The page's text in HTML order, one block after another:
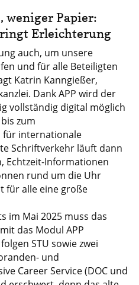
weniger Papier:
Erleichterung
auch, um unsere
und für alle Beteiligten
Katrin Kanngießer,
Dank APP wird der
vollständig digital möglich
zum
für internationale
Schriftverkehr läuft dann
Echtzeit-Informationen
rund um die Uhr
für alle eine große
im Mai 2025 muss das
das Modul APP
STU sowie zwei
und
Career Service (DOC und